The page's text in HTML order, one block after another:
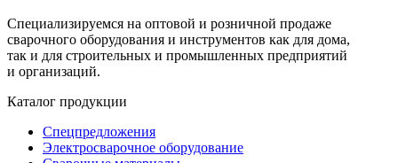
Специализируемся на оптовой и розничной продаже
сварочного оборудования и инструментов как для дома,
так и для строительных и промышленных предприятий
и организаций.
Каталог продукции
Спецпредложения
Электросварочное оборудование